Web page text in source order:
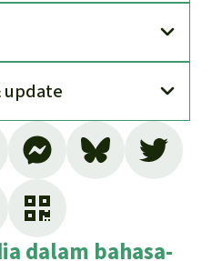
update
dalam bahasa-